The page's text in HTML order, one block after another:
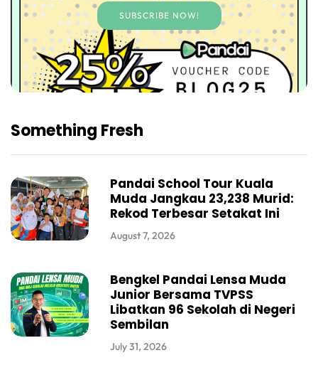
SUBSCRIBE NOW!
Something Fresh
Pandai School Tour Kuala
Muda Jangkau 23,238 Murid:
Rekod Terbesar Setakat Ini
August 7, 2026
Bengkel Pandai Lensa Muda
Junior Bersama TVPSS
Libatkan 96 Sekolah di Negeri
Sembilan
July 31, 2026